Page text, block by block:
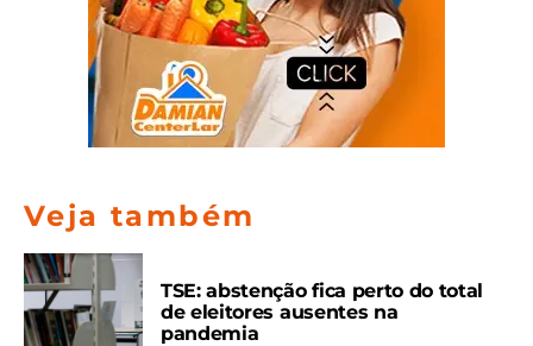
Veja também
TSE: abstenção fica perto do total
de eleitores ausentes na
pandemia